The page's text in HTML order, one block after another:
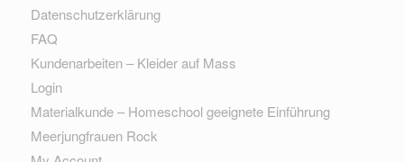
Datenschutzerklärung
FAQ
Kundenarbeiten – Kleider auf Mass
Login
Materialkunde – Homeschool geeignete Einführung
Meerjungfrauen Rock